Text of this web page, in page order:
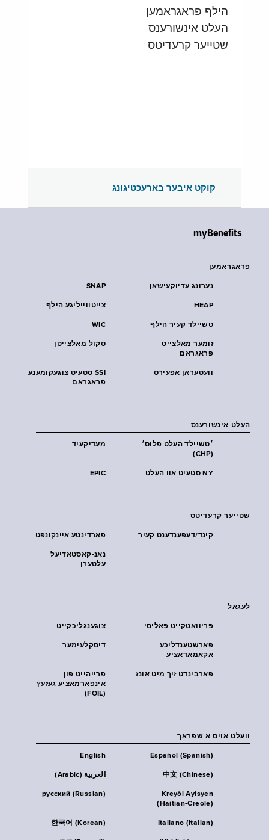
הילף פראגראמען
העלט אינשורענס
שטייער קרעדיטס
קוקט איבער בארעכטיגונג
myBenefits
פראגראמען
SNAP נערונג עדיוקעישאן
צייטווייליגע הילף HEAP
WIC טשיילד קעיר הילף
סקול מאלצייטן
זומער מאלצייט
פראגראם
SSI סטעיט צוגעקומענע
פראגראם
וועטעראן אפעירס
העלט אינשורענס
מעדיקעיד
׳טשיילד העלט פּלוס׳
(CHP)
EPIC NY סטעיט אוו העלט
שטייער קרעדיטס
פארדינטע איינקונפט קינד/דעפענדענט קעיר
נאנ-קאסטאדיעל
עלטערן
לעגאל
צוגענגליכקייט פּריוואטקייט פּאליסי
דיסקלעימער
פארשטענדליכע
אקאמאדאציע
פרייהייט פון
אינפארמאציע געזעץ
(FOIL)
פארבינדט זיך מיט אונז
וועלט אויס א שפראך
English Español (Spanish)
العربية (Arabic) 中文 (Chinese)
русский (Russian)
Kreyòl Ayisyen
(Haitian-Creole)
한국어 (Korean) Italiano (Italian)